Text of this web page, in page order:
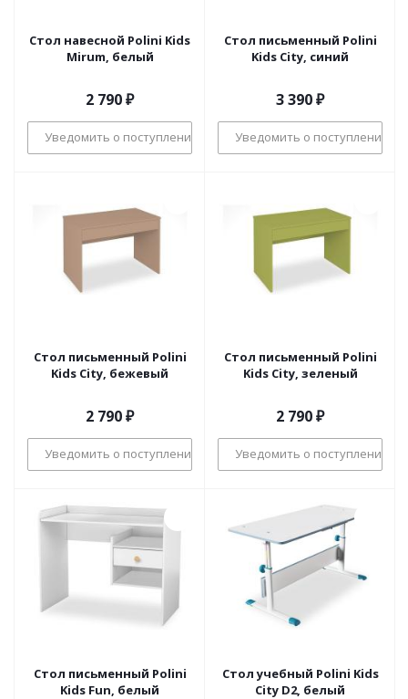
Стол навесной Polini Kids
Mirum, белый
2 790₽
Уведомить о поступлении
Стол письменный Polini
Kids City, синий
3 390₽
Уведомить о поступлении
Стол письменный Polini
Kids City, бежевый
2 790₽
Уведомить о поступлении
Стол письменный Polini
Kids City, зеленый
2 790₽
Уведомить о поступлении
Стол письменный Polini
Kids Fun, белый
Стол учебный Polini Kids
City D2, белый